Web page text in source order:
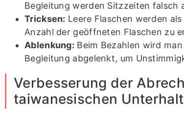
Begleitung werden Sitzzeiten falsch
Tricksen: Leere Flaschen werden
Anzahl der geöffneten Flaschen zu
Ablenkung: Beim Bezahlen wird
Begleitung abgelenkt, um
Verbesserung der
taiwanesischen